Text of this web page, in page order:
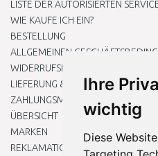
Ihre
wichtig
Diese
LISTE DER AUTORISIERTEN
WIE KAUFE ICH EIN?
BESTELLUNG
ALLGEMEINEN
WIDERRUFSRECHT
LIEFERUNG & ZAHLUNG
ZAHLUNGSMETHODEN
ÜBERSICHT
MARKEN
REKLAMATIONEN UND RETOUREN